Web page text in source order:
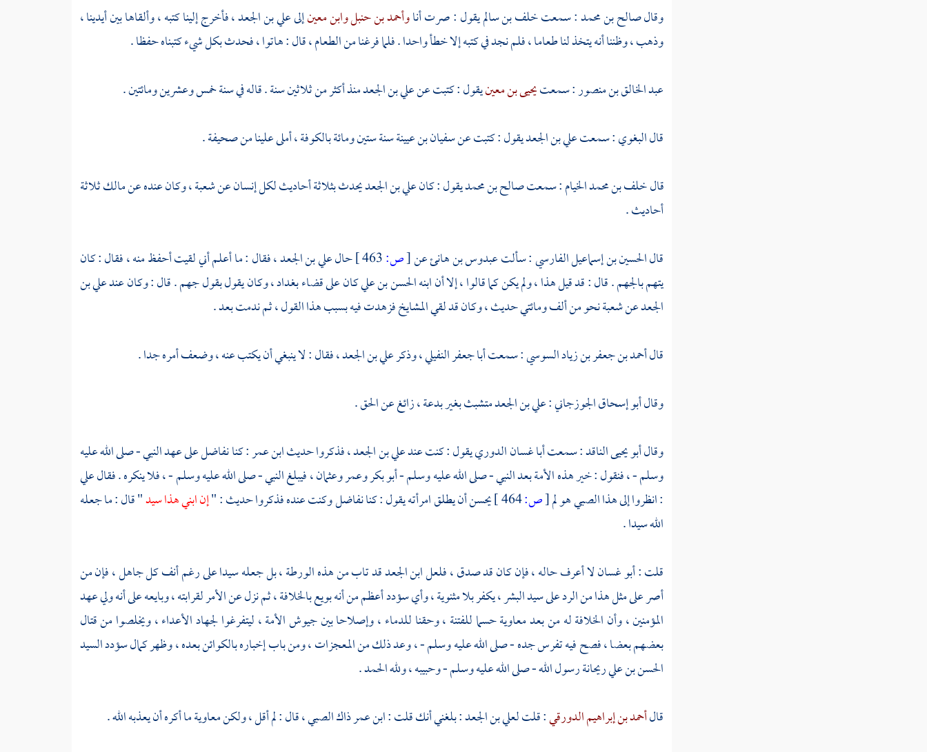
وقالصالح بن محمد: سمعتخلف بن سالميقول : صرت أناوأحمد بن حنبلوابن معينإلىعلي بن الجعد، فأخرج إلينا كتبه ، وألقاها بين أيدينا ،
وذهب ، وظننا أنه يتخذ لنا طعاما ، فلم نجد في كتبه إلا خطأ واحدا . فلما فرغنا من الطعام ، قال : هاتوا ، فحدث بكل شيء كتبناه حفظا .
عبد الخالق بن منصور: سمعتيحيى بن معينيقول : كتبت عنعلي بن الجعدمنذ أكثر من ثلاثين سنة . قاله في سنة خمس وعشرين ومائتين .
قالالبغوي: سمعتعلي بن الجعديقول : كتبت عنسفيان بن عيينةسنة ستين ومائةبالكوفة، أملى علينا من صحيفة .
قالخلف بن محمد الخيام: سمعتصالح بن محمديقول : كانعلي بن الجعديحدث بثلاثة أحاديث لكل إنسان عنشعبة، وكان عنده عنمالكثلاثة
أحاديث .
قالالحسين بن إسماعيل الفارسي: سألتعبدوس بن هانئعن[ص: حالعلي بن الجعد، فقال : ما أعلم أني لقيت أحفظ منه ، فقال : كان
يتهم بالجهم . قال : قد قيل هذا ، ولم يكن كما قالوا ، إلا أن ابنهالحسن بن عليكان على قضاءبغداد، وكان يقول بقولجهم. قال : وكان عندعلي بن
الجعدعنشعبةنحو من ألف ومائتي حديث ، وكان قد لقي المشايخ فزهدت فيه بسبب هذا القول ، ثم ندمت بعد .
قالأحمد بن جعفر بن زياد السوسي: سمعتأبا جعفر النفيلي، وذكرعلي بن الجعد، فقال : لا ينبغي أن يكتب عنه ، وضعف أمره جدا .
وقالأبو إسحاق الجوزجاني:علي بن الجعدمتشبث بغير بدعة ، زائغ عن الحق .
وقالأبو يحيى الناقد: سمعتأبا غسان الدورييقول : كنت عندعلي بن الجعد، فذكروا حديثابن عمر: كنا نفاضل على عهد النبي - صلى الله عليه
وسلم - ، فنقول : خير هذه الأمة بعد النبي - صلى الله عليه وسلم -أبو بكروعمروعثمان، فيبلغ النبي - صلى الله عليه وسلم - ، فلا ينكره . فقالعلي
: انظروا إلى هذا الصبي هو لم[ص:464 ] يحسن أن يطلق امرأته يقول : كنا نفاضل وكنت عنده فذكروا حديث : "إن ابني هذا سيد" قال : ما جعله
الله سيدا .
قلت :أبو غسانلا أعرف حاله ، فإن كان قد صدق ، فلعلابن الجعدقد تاب من هذه الورطة ، بل جعله سيدا على رغم أنف كل جاهل ، فإن من
أصر على مثل هذا من الرد على سيد البشر ، يكفر بلا مثنوية ، وأي سؤدد أعظم من أنه بويع بالخلافة ، ثم نزل عن الأمر لقرابته ، وبايعه على أنه ولي عهد
المؤمنين ، وأن الخلافة له من بعدمعاويةحسما للفتنة ، وحقنا للدماء ، وإصلاحا بين جيوش الأمة ، ليتفرغوا لجهاد الأعداء ، ويخلصوا من قتال
بعضهم بعضا ، فصح فيه تفرس جده - صلى الله عليه وسلم - ، وعد ذلك من المعجزات ، ومن باب إخباره بالكوائن بعده ، وظهر كمال سؤدد السيد
الحسن بن عليريحانة رسول الله - صلى الله عليه وسلم - وحبيبه ، ولله الحمد .
قالأحمد بن إبراهيم الدورقي: قلتلعلي بن الجعد: بلغني أنك قلت :ابن عمرذاك الصبي ، قال : لم أقل ، ولكنمعاويةما أكره أن يعذبه الله .